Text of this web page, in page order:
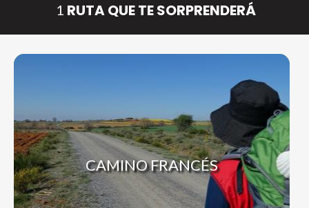
1 RUTA QUE TE SORPRENDERÁ
CAMINO FRANCÉS